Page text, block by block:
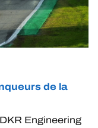
de la
Engineering